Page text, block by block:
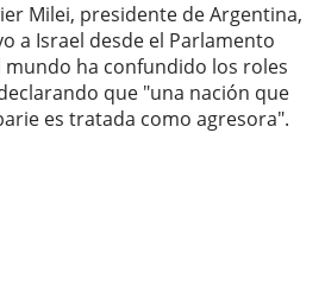
Milei, presidente de Argentina,
a Israel desde el Parlamento
ha confundido los roles
que "una nación que
es tratada como agresora".